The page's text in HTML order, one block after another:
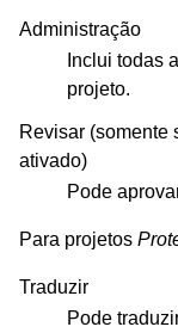
Administração
Inclui todas
projeto.
Revisar (somente
ativado)
Pode
Para projetos
Traduzir
Pode